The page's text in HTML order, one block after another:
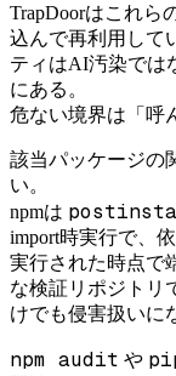
TrapDoorはこれら
込んで再利用して
ティはAI汚染では
にある。
危ない境界は「呼
該当パッケージの
い。
npmは
import時実行で、
実行された時点で
な検証リポジトリ
けでも侵害扱いに
npm audit や